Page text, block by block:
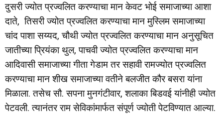
दुसरी ज्योत प्रज्वलित करण्याचा मान केवट भोई समाजाच्या आशा
दाते, तिसरी ज्योत प्रज्वलित करण्याचा मान मुस्लिम समाजाच्या
चांद पाशा सय्यद, चौथी ज्योत प्रज्वलित करण्याचा मान अनुसूचित
जातीच्या प्रियंका थुल, पाचवी ज्योत प्रज्वलित करण्याचा मान
आदिवासी समाजाच्या गीता गेडाम तर सहावी रामज्योत प्रज्वलित
करण्याचा मान शीख समाजाच्या वतीने बलजीत कौर बसरा यांना
मिळाला. तसेच सौ. सपना मुनगंटीवार, शलाका बिडवई यांनीही ज्योत
पेटवली. त्यानंतर राम सेविकांमार्फत संपूर्ण ज्योती पेटविण्यात आल्या.